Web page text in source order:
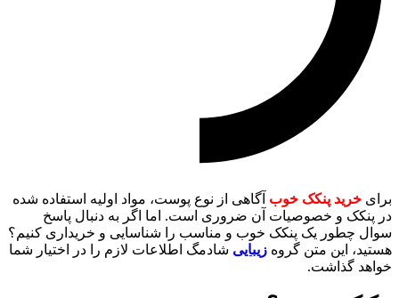
برای خريد پنکک خوب آگاهی از نوع پوست، مواد اولیه استفاده شده
در پنکک و خصوصیات آن ضروری است. اما اگر به دنبال پاسخ
سوال چطور یک پنکک خوب و مناسب را شناسایی و خریداری کنیم؟
هستید، این متن گروه زیبایی شادمگ اطلاعات لازم را در اختیار شما
خواهد گذاشت.